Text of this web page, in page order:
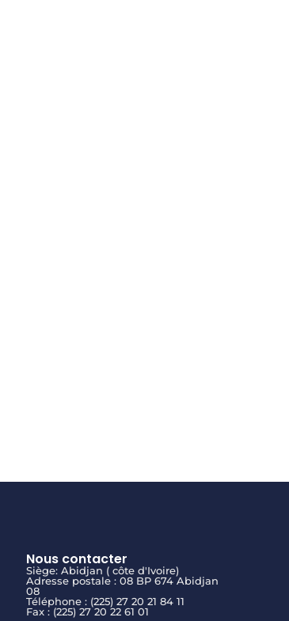
Nous contacter
Siège: Abidjan ( côte d'Ivoire)
Adresse postale : 08 BP 674 Abidjan
08
Téléphone : (225) 27 20 21 84 11
Fax : (225) 27 20 22 61 01